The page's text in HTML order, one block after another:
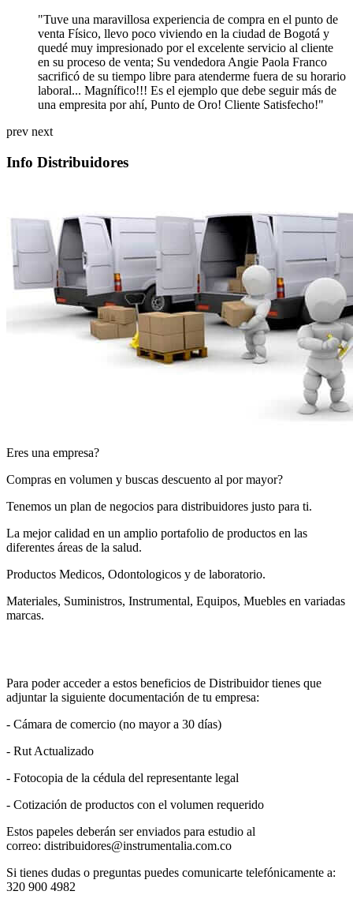
"Tuve una maravillosa experiencia de compra en el punto de
venta Físico, llevo poco viviendo en la ciudad de Bogotá y
quedé muy impresionado por el excelente servicio al cliente
en su proceso de venta; Su vendedora Angie Paola Franco
sacrificó de su tiempo libre para atenderme fuera de su horario
laboral... Magnífico!!! Es el ejemplo que debe seguir más de
una empresita por ahí, Punto de Oro! Cliente Satisfecho!"
prev next
Info Distribuidores
Eres una empresa?
Compras en volumen y buscas descuento al por mayor?
Tenemos un plan de negocios para distribuidores justo para ti.
La mejor calidad en un amplio portafolio de productos en las
diferentes áreas de la salud.
Productos Medicos, Odontologicos y de laboratorio.
Materiales, Suministros, Instrumental, Equipos, Muebles en variadas
marcas.
Para poder acceder a estos beneficios de Distribuidor tienes que
adjuntar la siguiente documentación de tu empresa:
- Cámara de comercio (no mayor a 30 días)
- Rut Actualizado
- Fotocopia de la cédula del representante legal
- Cotización de productos con el volumen requerido
Estos papeles deberán ser enviados para estudio al
correo: distribuidores@instrumentalia.com.co
Si tienes dudas o preguntas puedes comunicarte telefónicamente a:
320 900 4982